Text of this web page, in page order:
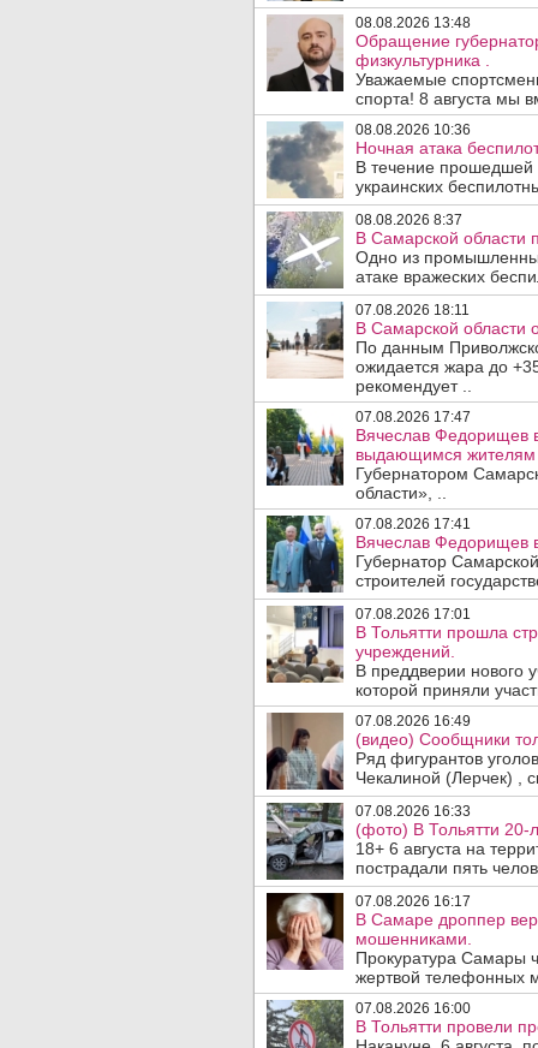
08.08.2026 13:48
Обращение
физкультурника .
Уважаемые
спорта! 8 августа мы
08.08.2026 10:36
Ночная атака
В течение
украинских
08.08.2026 8:37
В Самарской области
Одно из
атаке вражеских
07.08.2026 18:11
В Самарской области
По данным
ожидается жара до
рекомендует ..
07.08.2026 17:47
Вячеслав Федорищев
выдающимся жителям
Губернатором
области», ..
07.08.2026 17:41
Вячеслав Федорищев
Губернатор
строителей
07.08.2026 17:01
В Тольятти прошла
учреждений.
В преддверии нового
которой приняли
07.08.2026 16:49
(видео) Сообщники
Ряд фигурантов
Чекалиной (Лерчек) ,
07.08.2026 16:33
(фото) В Тольятти 20-
18+ 6 августа на
пострадали пять
07.08.2026 16:17
В Самаре дроппер
мошенниками.
Прокуратура Самары
жертвой телефонных
07.08.2026 16:00
В Тольятти провели